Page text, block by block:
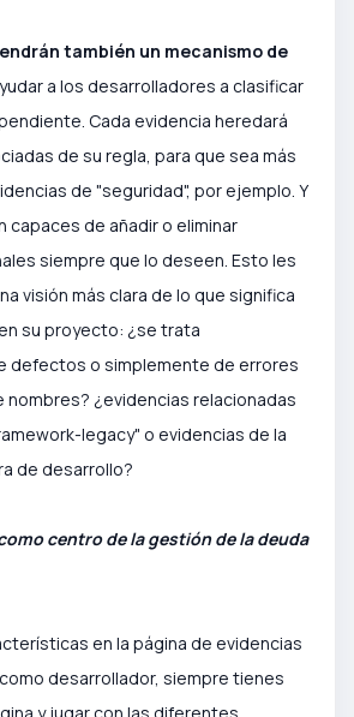
también un mecanismo de
a los desarrolladores a clasificar
Cada evidencia heredará
de su regla, para que sea más
de "seguridad", por ejemplo. Y
capaces de añadir o eliminar
siempre que lo deseen. Esto les
visión más clara de lo que significa
su proyecto: ¿se trata
defectos o simplemente de errores
nombres? ¿evidencias relacionadas
legacy" o evidencias de la
de desarrollo?
centro de la gestión de la deuda
en la página de evidencias
desarrollador, siempre tienes